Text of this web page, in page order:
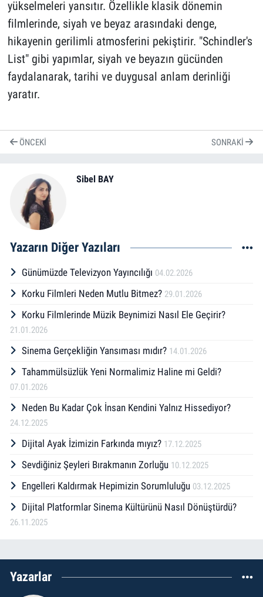
yükselmeleri yansıtır. Özellikle klasik dönemin
filmlerinde, siyah ve beyaz arasındaki denge,
hikayenin gerilimli atmosferini pekiştirir. "Schindler's
List" gibi yapımlar, siyah ve beyazın gücünden
faydalanarak, tarihi ve duygusal anlam derinliği
yaratır.
ÖNCEKI SONRAKI
Sibel BAY
Yazarın Diğer Yazıları
Günümüzde Televizyon Yayıncılığı 04.02.2026
Korku Filmleri Neden Mutlu Bitmez? 29.01.2026
Korku Filmlerinde Müzik Beynimizi Nasıl Ele Geçirir?
21.01.2026
Sinema Gerçekliğin Yansıması mıdır? 14.01.2026
Tahammülsüzlük Yeni Normalimiz Haline mi Geldi?
07.01.2026
Neden Bu Kadar Çok İnsan Kendini Yalnız Hissediyor?
24.12.2025
Dijital Ayak İzimizin Farkında mıyız? 17.12.2025
Sevdiğiniz Şeyleri Bırakmanın Zorluğu 10.12.2025
Engelleri Kaldırmak Hepimizin Sorumluluğu 03.12.2025
Dijital Platformlar Sinema Kültürünü Nasıl Dönüştürdü?
26.11.2025
Yazarlar